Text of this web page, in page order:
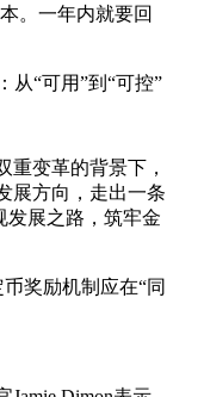
。一年内就要回
从“可用”到“可控”
重变革的背景下，
展方向，走出一条
发展之路，筑牢金
币奖励机制应在“同